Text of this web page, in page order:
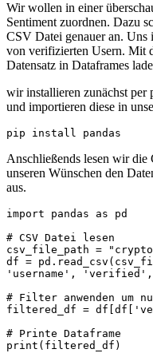
Wir wollen in einer
Sentiment zuordnen. Dazu
CSV Datei genauer an. Uns
von verifizierten Usern. Mit
Datensatz in Dataframes
wir installieren zunächst
und importieren diese in
pip install pandas
Anschließends lesen wir
unseren Wünschen den
aus.
import pandas as pd
# CSV Datei lesen
csv_file_path =
df =
'username',
# Filter anwenden um
filtered_df =
# Printe Dataframe
print(filtered_df)